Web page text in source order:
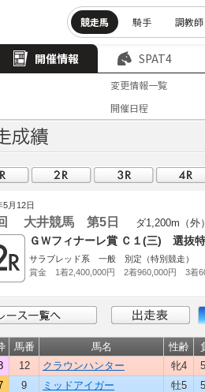
競走馬 騎手 調教師
開催情報 SPAT4
変更情報一覧
開催日程
5月12日
大井競馬 第5日 ダ1,200m（外
ＧＷフィナーレ賞 Ｃ１(三) 選抜
サラブレッド系 一般 別定（特別競走）
賞金 1着2,400,000円 2着960,000円 3着
馬番 馬名 性齢
12 クラウンハンター 牝4
9 ミッドアイガー 牡5